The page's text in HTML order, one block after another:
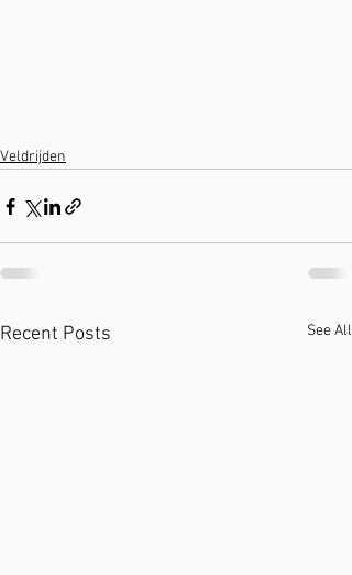
Veldrijden
Recent Posts See All